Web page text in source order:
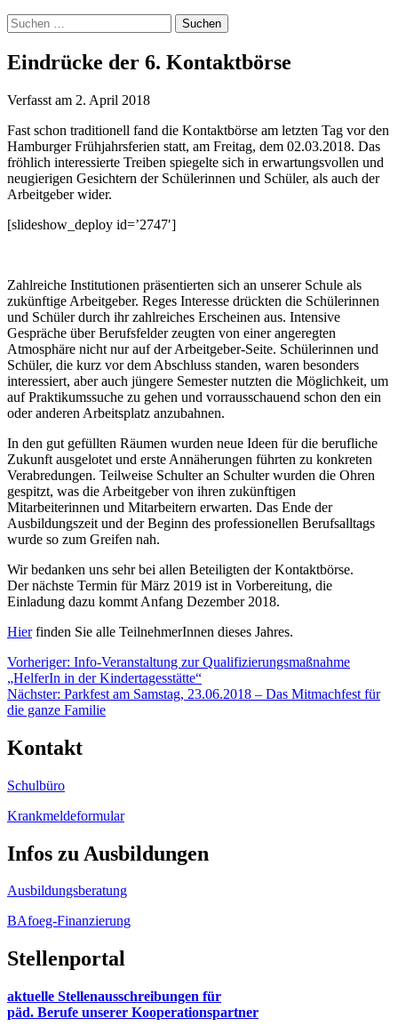
Suchen
Suchen
nach:
Eindrücke der 6. Kontaktbörse
Verfasst am 2. April 2018
Fast schon traditionell fand die Kontaktbörse am letzten Tag vor den
Hamburger Frühjahrsferien statt, am Freitag, dem 02.03.2018. Das
fröhlich interessierte Treiben spiegelte sich in erwartungsvollen und
neugierigen Gesichtern der Schülerinnen und Schüler, als auch der
Arbeitgeber wider.
[slideshow_deploy id=’2747′]
Zahlreiche Institutionen präsentierten sich an unserer Schule als
zukünftige Arbeitgeber. Reges Interesse drückten die Schülerinnen
und Schüler durch ihr zahlreiches Erscheinen aus. Intensive
Gespräche über Berufsfelder zeugten von einer angeregten
Atmosphäre nicht nur auf der Arbeitgeber-Seite. Schülerinnen und
Schüler, die kurz vor dem Abschluss standen, waren besonders
interessiert, aber auch jüngere Semester nutzten die Möglichkeit, um
auf Praktikumssuche zu gehen und vorrausschauend schon den ein
oder anderen Arbeitsplatz anzubahnen.
In den gut gefüllten Räumen wurden neue Ideen für die berufliche
Zukunft ausgelotet und erste Annäherungen führten zu konkreten
Verabredungen. Teilweise Schulter an Schulter wurden die Ohren
gespitzt, was die Arbeitgeber von ihren zukünftigen
Mitarbeiterinnen und Mitarbeitern erwarten. Das Ende der
Ausbildungszeit und der Beginn des professionellen Berufsalltags
wurde so zum Greifen nah.
Wir bedanken uns sehr bei allen Beteiligten der Kontaktbörse.
Der nächste Termin für März 2019 ist in Vorbereitung, die
Einladung dazu kommt Anfang Dezember 2018.
Hierfinden Sie alle TeilnehmerInnen dieses Jahres.
Beitragsnavigation
Vorheriger: Info-Veranstaltung zur Qualifizierungsmaßnahme
„HelferIn in der Kindertagesstätte“
Nächster: Parkfest am Samstag, 23.06.2018 – Das Mitmachfest für
die ganze Familie
Kontakt
Schulbüro
Krankmeldeformular
Infos zu Ausbildungen
Ausbildungsberatung
BAfoeg-Finanzierung
Stellenportal
aktuelle Stellenausschreibungen für
päd. Berufe unserer Kooperationspartner